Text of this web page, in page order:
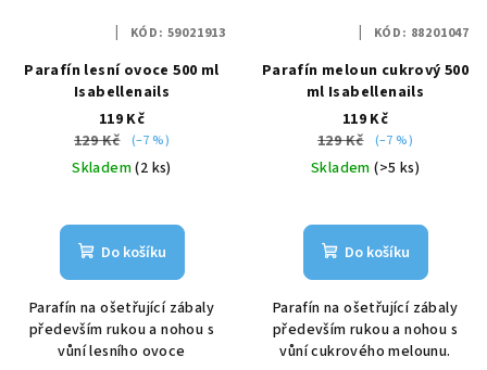
Parafín lesní ovoce 500 ml
Isabellenails
119 Kč
129 Kč
(–7 %)
Skladem(2 ks)
Do košíku
Parafín na ošetřující zábaly
především rukou a nohou s
vůní lesního ovoce
KÓD: 59021913
Parafín meloun cukrový 500
ml Isabellenails
119 Kč
129 Kč
(–7 %)
Skladem(>5 ks)
Do košíku
Parafín na ošetřující zábaly
především rukou a nohou s
vůní cukrového melounu.
KÓD: 88201047